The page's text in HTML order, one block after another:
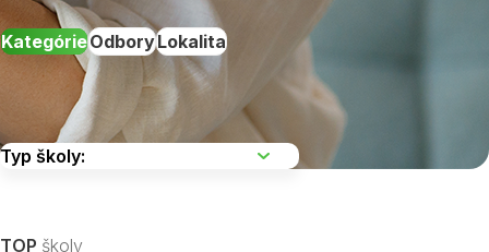
KategórieOdboryLokalita
TOP školy